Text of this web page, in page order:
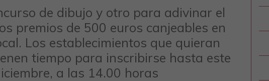
de dibujo y otro para adivinar el
premios de 500 euros canjeables en
Los establecimientos que quieran
tiempo para inscribirse hasta este
a las 14.00 horas